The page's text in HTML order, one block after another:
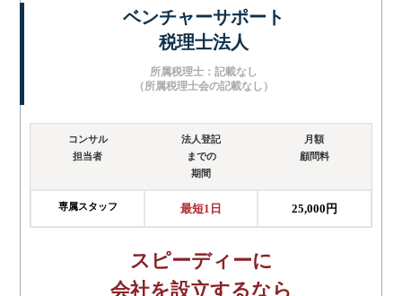
ベンチャーサポート
税理士法人
所属税理士：記載なし
（所属税理士会の記載なし）
コンサル
担当者
法人登記
までの
期間
月額
顧問料
専属スタッフ 最短1日 25,000円
スピーディーに
会社を設立するなら